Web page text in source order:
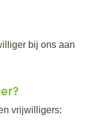
bij ons aan
vrijwilligers: